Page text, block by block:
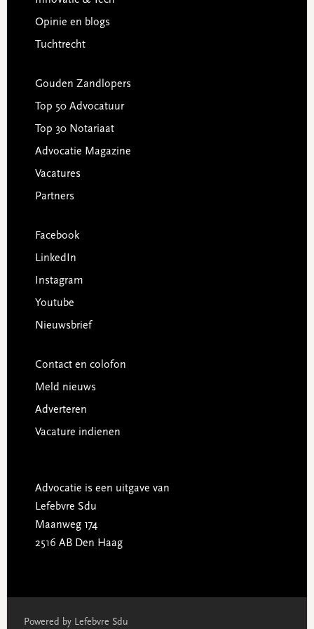
Opinie en blogs
Tuchtrecht
Gouden Zandlopers
Top 50 Advocatuur
Top 30 Notariaat
Advocatie Magazine
Vacatures
Partners
Facebook
LinkedIn
Instagram
Youtube
Nieuwsbrief
Contact en colofon
Meld nieuws
Adverteren
Vacature indienen
Advocatie is een uitgave van
Lefebvre Sdu
Maanweg 174
2516 AB Den Haag
Powered by Lefebvre Sdu